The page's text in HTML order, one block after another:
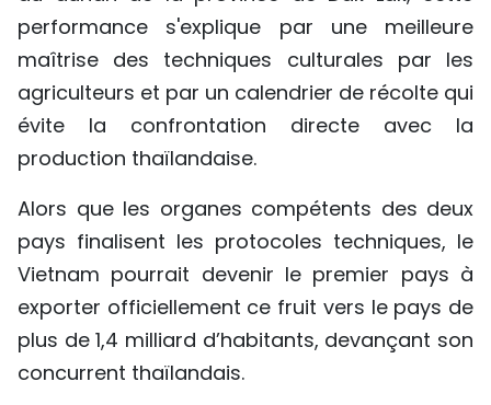
performance s'explique par une meilleure
maîtrise des techniques culturales par les
agriculteurs et par un calendrier de récolte qui
évite la confrontation directe avec la
production thaïlandaise.
Alors que les organes compétents des deux
pays finalisent les protocoles techniques, le
Vietnam pourrait devenir le premier pays à
exporter officiellement ce fruit vers le pays de
plus de 1,4 milliard d’habitants, devançant son
concurrent thaïlandais.